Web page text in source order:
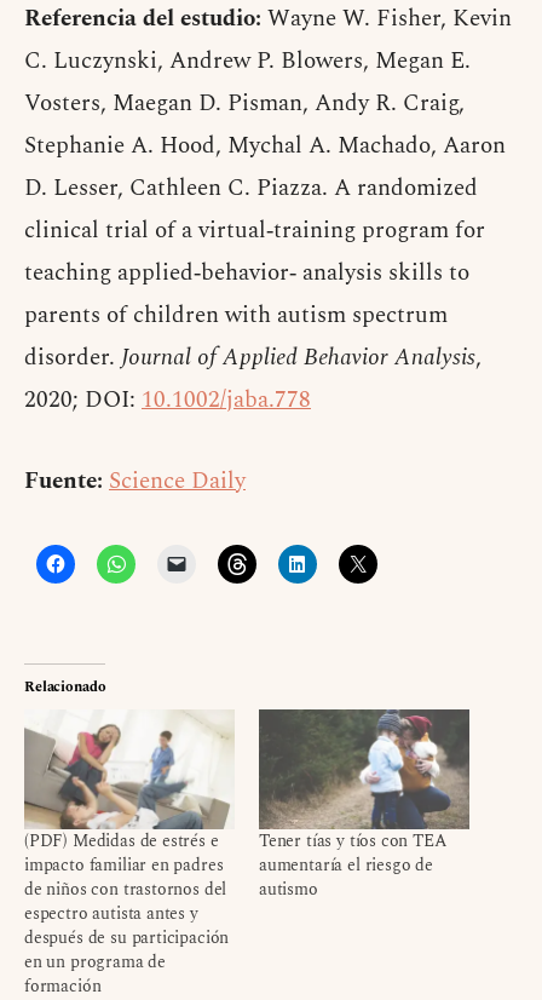
Referencia del estudio: Wayne W. Fisher, Kevin
C. Luczynski, Andrew P. Blowers, Megan E.
Vosters, Maegan D. Pisman, Andy R. Craig,
Stephanie A. Hood, Mychal A. Machado, Aaron
D. Lesser, Cathleen C. Piazza. A randomized
clinical trial of a virtual‐training program for
teaching applied‐behavior‐ analysis skills to
parents of children with autism spectrum
disorder.Journal of Applied Behavior Analysis,
2020; DOI: 10.1002/jaba.778
Fuente: Science Daily
Relacionado
(PDF) Medidas de estrés e
impacto familiar en padres
de niños con trastornos del
espectro autista antes y
después de su participación
en un programa de
formación
Tener tías y tíos con TEA
aumentaría el riesgo de
autismo